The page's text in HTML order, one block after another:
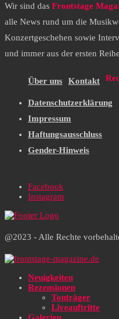
Wir sind das Frontstage
alle News rund um die
Konzertgeschehen sowie
und immer aus der ersten
Über uns Kontakt
Datenschutzerklärung
Impressum
Haftungsausschluss
Gender-Hinweis
Facebook
Instagram
@2023 - Alle Rechte
Neuigkeiten
Rezensionen
Tonträger
Liveauftritte